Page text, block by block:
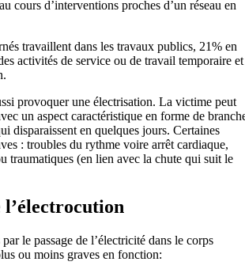
cours d’interventions proches d’un réseau en
travaillent dans les travaux publics, 21% en
activités de service ou de travail temporaire et
provoquer une électrisation. La victime peut
un aspect caractéristique en forme de
disparaissent en quelques jours. Certaines
: troubles du rythme voire arrêt cardiaque,
traumatiques (en lien avec la chute qui suit le
l’électrocution
le passage de l’électricité dans le corps
ou moins graves en fonction: